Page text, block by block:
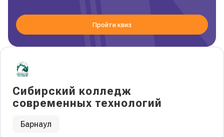
Сибирский колледж
современных технологий
Барнаул
Пройти квиз